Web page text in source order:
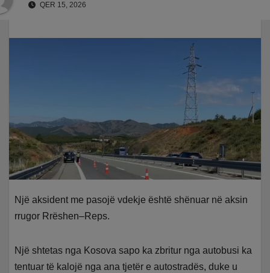
QER 15, 2026
Një aksident me pasojë vdekje është shënuar në aksin
rrugor Rrëshen–Reps.
Një shtetas nga Kosova sapo ka zbritur nga autobusi ka
tentuar të kalojë nga ana tjetër e autostradës, duke u